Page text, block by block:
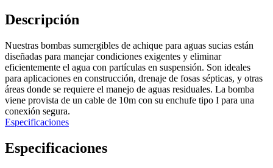
Descripción
Nuestras bombas sumergibles de achique para aguas sucias están
diseñadas para manejar condiciones exigentes y eliminar
eficientemente el agua con partículas en suspensión. Son ideales
para aplicaciones en construcción, drenaje de fosas sépticas, y otras
áreas donde se requiere el manejo de aguas residuales. La bomba
viene provista de un cable de 10m con su enchufe tipo I para una
conexión segura.
Especificaciones
Especificaciones